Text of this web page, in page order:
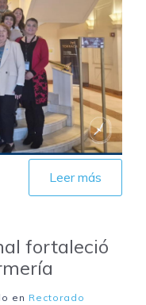
Leer más
fortaleció
en Rectorado